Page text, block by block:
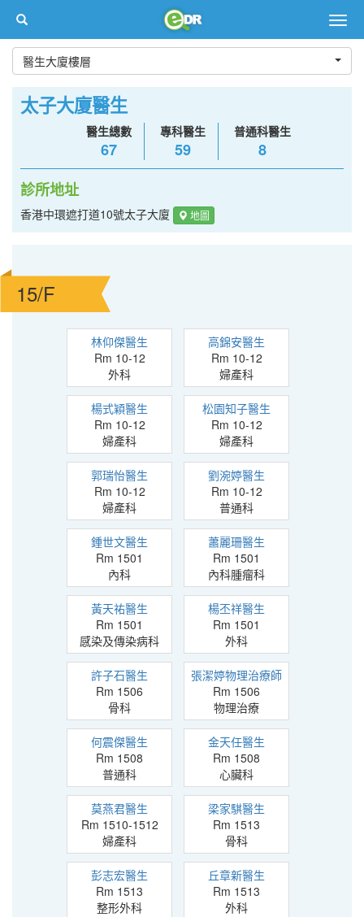
醫生大廈樓層
太子大廈醫生
醫生總數
67
專科醫生
59
普通科醫生
8
診所地址
香港中環遮打道10號太子大廈 地圖
15/F
林仰傑醫生
Rm 10-12
外科
高錦安醫生
Rm 10-12
婦產科
楊式穎醫生
Rm 10-12
婦產科
松園知子醫生
Rm 10-12
婦產科
郭瑞怡醫生
Rm 10-12
婦產科
劉涴婷醫生
Rm 10-12
普通科
鍾世文醫生
Rm 1501
內科
蕭麗珊醫生
Rm 1501
內科腫瘤科
黃天祐醫生
Rm 1501
感染及傳染病科
楊丕祥醫生
Rm 1501
外科
許子石醫生
Rm 1506
骨科
張潔婷物理治療師
Rm 1506
物理治療
何震傑醫生
Rm 1508
普通科
金天任醫生
Rm 1508
心臟科
莫燕君醫生
Rm 1510-1512
婦產科
梁家騏醫生
Rm 1513
骨科
彭志宏醫生
Rm 1513
整形外科
丘章新醫生
Rm 1513
外科